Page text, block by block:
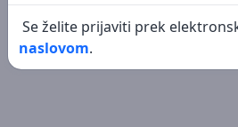
Se želite prijaviti prek
naslovom.